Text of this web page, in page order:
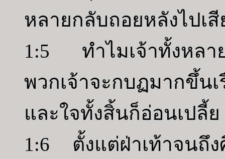
หลายกลับถอยหลังไปเสี
1:5 ทำไมเจ้าทั้งหลา
พวกเจ้าจะกบฏมากขึ้
และใจทั้งสิ้นก็อ่อนเปลี้ย
1:6 ตั้งแต่ฝ่าเท้าจนถึ